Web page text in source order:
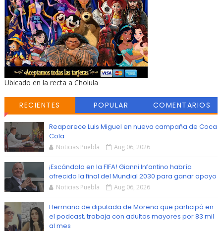
Ubicado en la recta a Cholula
RECIENTES POPULAR COMENTARIOS
Reaparece Luis Miguel en nueva campaña de Coca
Cola
Noticias Puebla Aug 06, 2026
¡Escándalo en la FIFA! Gianni Infantino habría
ofrecido la final del Mundial 2030 para ganar apoyo
Noticias Puebla Aug 06, 2026
Hermana de diputada de Morena que participó en
el podcast, trabaja con adultos mayores por 83 mil
al mes